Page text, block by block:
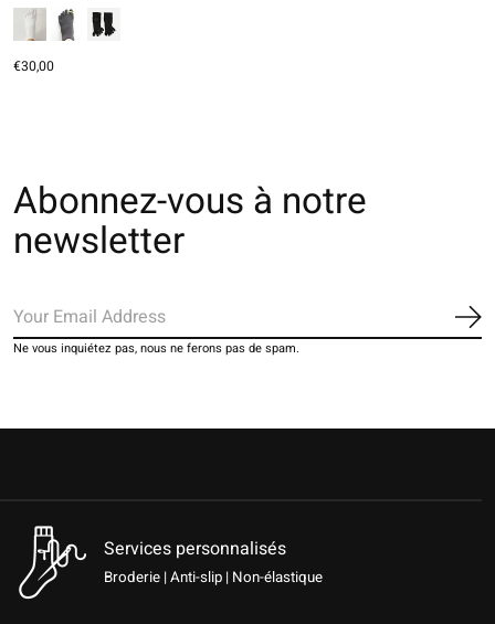
€30,00
Abonnez-vous à notre
newsletter
Ne vous inquiétez pas, nous ne ferons pas de spam.
Services personnalisés
Broderie | Anti-slip | Non-élastique